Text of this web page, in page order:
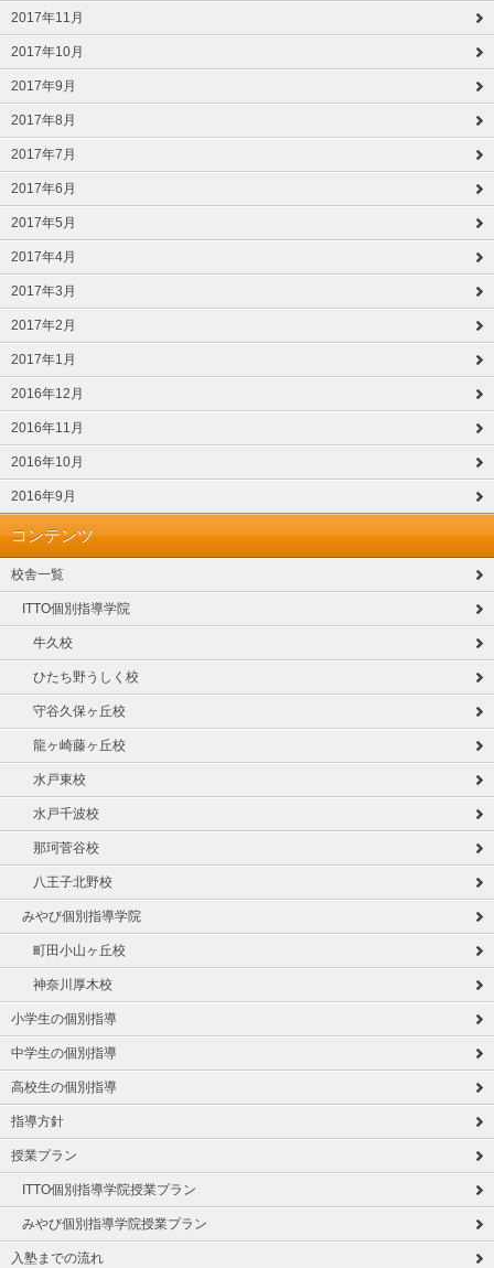
2017年11月
2017年10月
2017年9月
2017年8月
2017年7月
2017年6月
2017年5月
2017年4月
2017年3月
2017年2月
2017年1月
2016年12月
2016年11月
2016年10月
2016年9月
コンテンツ
校舎一覧
ITTO個別指導学院
牛久校
ひたち野うしく校
守谷久保ヶ丘校
龍ヶ崎藤ヶ丘校
水戸東校
水戸千波校
那珂菅谷校
八王子北野校
みやび個別指導学院
町田小山ヶ丘校
神奈川厚木校
小学生の個別指導
中学生の個別指導
高校生の個別指導
指導方針
授業プラン
ITTO個別指導学院授業プラン
みやび個別指導学院授業プラン
入塾までの流れ